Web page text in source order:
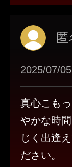
匿
2025/07/05
真心こも
やかな時
じく出逢
ださい。